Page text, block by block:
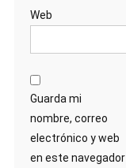
Web
Guarda mi
nombre, correo
electrónico y web
en este navegador